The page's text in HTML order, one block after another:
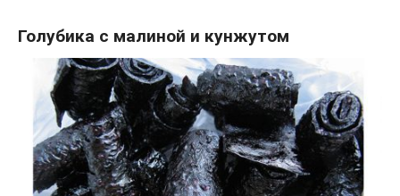
Голубика с малиной и кунжутом